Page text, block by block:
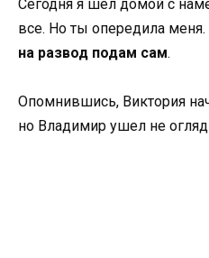
Сегодня я шел домой с
все. Но ты опередила
на развод подам сам.
Опомнившись, Виктория
но Владимир ушел не